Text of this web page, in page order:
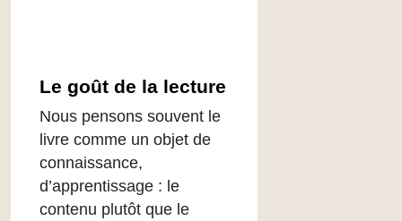
Le goût de la lecture
Nous pensons souvent le
livre comme un objet de
connaissance,
d’apprentissage : le
contenu plutôt que le